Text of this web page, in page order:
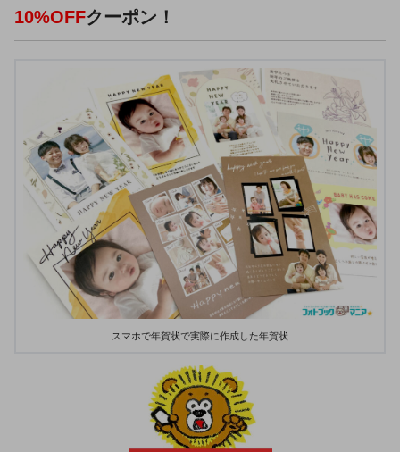
10%OFFクーポン！
スマホで年賀状で実際に作成した年賀状